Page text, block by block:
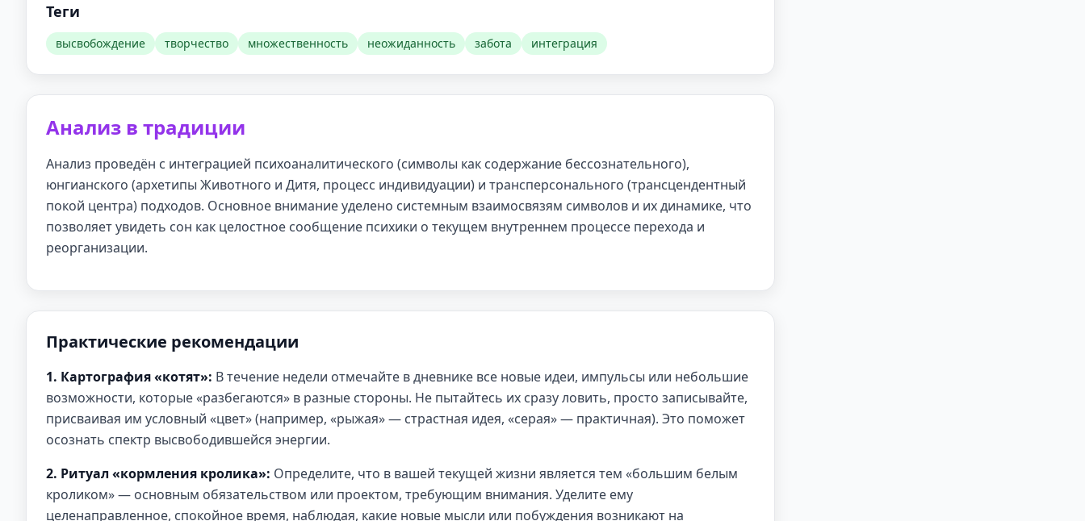
Теги
высвобождение творчество множественность неожиданность забота интеграция
Анализ в традиции
Анализ проведён с интеграцией психоаналитического (символы как содержание бессознательного),
юнгианского (архетипы Животного и Дитя, процесс индивидуации) и трансперсонального (трансцендентный
покой центра) подходов. Основное внимание уделено системным взаимосвязям символов и их динамике, что
позволяет увидеть сон как целостное сообщение психики о текущем внутреннем процессе перехода и
реорганизации.
Практические рекомендации
1. Картография «котят»: В течение недели отмечайте в дневнике все новые идеи, импульсы или небольшие
возможности, которые «разбегаются» в разные стороны. Не пытайтесь их сразу ловить, просто записывайте,
присваивая им условный «цвет» (например, «рыжая» — страстная идея, «серая» — практичная). Это поможет
осознать спектр высвободившейся энергии.
2. Ритуал «кормления кролика»: Определите, что в вашей текущей жизни является тем «большим белым
кроликом» — основным обязательством или проектом, требующим внимания. Уделите ему
целенаправленное, спокойное время, наблюдая, какие новые мысли или побуждения возникают на